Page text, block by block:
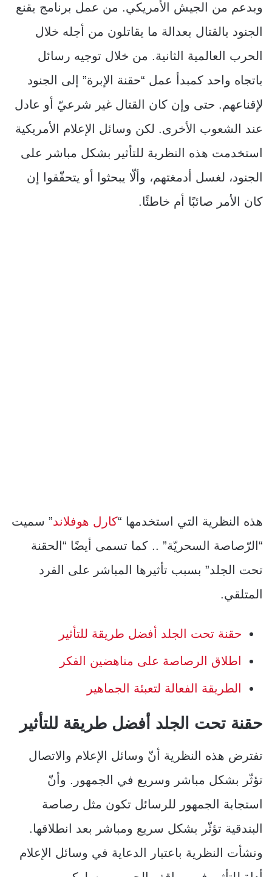
وبدعم من الجيش الأمريكي. من عمل برنامج يقنع
الجنود بالقتال بعدالة ما يقاتلون من أجله خلال
الحرب العالمية الثانية. من خلال توجيه رسائل
باتجاه واحد كمبدأ عمل “حقنة الإبرة” إلى الجنود
لإقناعهم. حتى وإن كان القتال غير شرعيّ أو عادل
عند الشعوب الأخرى. لكن وسائل الإعلام الأمريكية
استخدمت هذه النظرية للتأثير بشكل مباشر على
الجنود، لغسل أدمغتهم، وألّا يبحثوا أو يتحقّقوا إن
كان الأمر صائبًا أم خاطئًا.
هذه النظرية التي استخدمها “كارل هوفلاند” سميت
“الرّصاصة السحريّة” .. كما تسمى أيضًا “الحقنة
تحت الجلد” بسبب تأثيرها المباشر على الفرد
المتلقي.
حقنة تحت الجلد أفضل طريقة للتأثير
اطلاق الرصاصة على مناهضين الفكر
الطريقة الفعالة لتعبئة الجماهير
حقنة تحت الجلد أفضل طريقة للتأثير
تفترض هذه النظرية أنّ وسائل الإعلام والاتصال
تؤثّر بشكل مباشر وسريع في الجمهور. وأنّ
استجابة الجمهور للرسائل تكون مثل رصاصة
البندقية تؤثّر بشكل سريع ومباشر بعد انطلاقها.
ونشأت النظرية باعتبار الدعاية في وسائل الإعلام